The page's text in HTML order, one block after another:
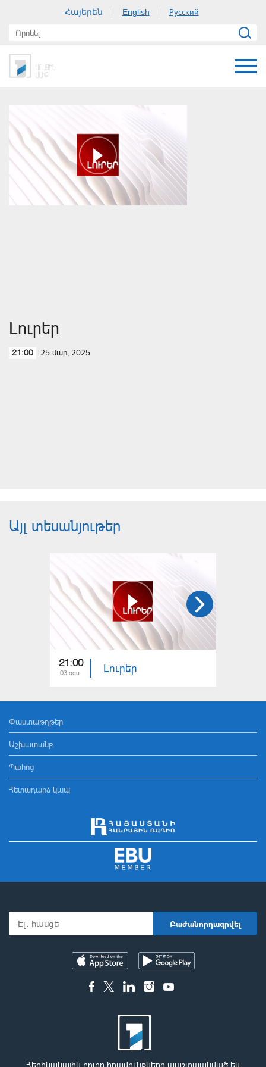
Հայերեն English Русский
Լուրեր
21:00 25 մար, 2025
Այլ տեսանյութեր
21:00
03 օգս Լուրեր
Փաստաթղթեր
Աշխատանք
Պահոց
Հետադարձ կապ
Հեղինակային բոլոր իրավունքները պաշտպանված են